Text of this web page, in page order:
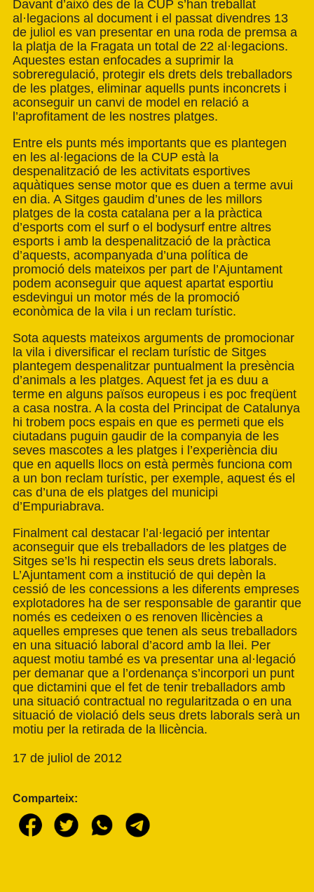
Davant d’això des de la CUP s’han treballat
al·legacions al document i el passat divendres 13
de juliol es van presentar en una roda de premsa a
la platja de la Fragata un total de 22 al·legacions.
Aquestes estan enfocades a suprimir la
sobreregulació, protegir els drets dels treballadors
de les platges, eliminar aquells punts inconcrets i
aconseguir un canvi de model en relació a
l’aprofitament de les nostres platges.
Entre els punts més importants que es plantegen
en les al·legacions de la CUP està la
despenalització de les activitats esportives
aquàtiques sense motor que es duen a terme avui
en dia. A Sitges gaudim d’unes de les millors
platges de la costa catalana per a la pràctica
d’esports com el surf o el bodysurf entre altres
esports i amb la despenalització de la pràctica
d’aquests, acompanyada d’una política de
promoció dels mateixos per part de l’Ajuntament
podem aconseguir que aquest apartat esportiu
esdevingui un motor més de la promoció
econòmica de la vila i un reclam turístic.
Sota aquests mateixos arguments de promocionar
la vila i diversificar el reclam turístic de Sitges
plantegem despenalitzar puntualment la presència
d’animals a les platges. Aquest fet ja es duu a
terme en alguns països europeus i es poc freqüent
a casa nostra. A la costa del Principat de Catalunya
hi trobem pocs espais en que es permeti que els
ciutadans puguin gaudir de la companyia de les
seves mascotes a les platges i l’experiència diu
que en aquells llocs on està permès funciona com
a un bon reclam turístic, per exemple, aquest és el
cas d’una de els platges del municipi
d’Empuriabrava.
Finalment cal destacar l’al·legació per intentar
aconseguir que els treballadors de les platges de
Sitges se’ls hi respectin els seus drets laborals.
L’Ajuntament com a institució de qui depèn la
cessió de les concessions a les diferents empreses
explotadores ha de ser responsable de garantir que
només es cedeixen o es renoven llicències a
aquelles empreses que tenen als seus treballadors
en una situació laboral d’acord amb la llei. Per
aquest motiu també es va presentar una al·legació
per demanar que a l’ordenança s’incorpori un punt
que dictamini que el fet de tenir treballadors amb
una situació contractual no regularitzada o en una
situació de violació dels seus drets laborals serà un
motiu per la retirada de la llicència.
17 de juliol de 2012
Comparteix: